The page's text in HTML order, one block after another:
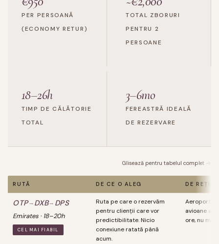
PER PERSOANĂ
(ECONOMY RETUR)
TOTAL ZBORURI
PENTRU 2
PERSOANE
18–26h
TIMP DE CĂLĂTORIE
TOTAL
3–6mo
FEREASTRĂ IDEALĂ
DE REZERVARE
Glisează pentru tabelul complet →
RUTĂ DE CE O ALEG DE
OTP→DXB→ DPS
Emirates · 18–20h
CEL MAI FIABIL
Ruta pe care o rezervăm
pentru clienții care vor
predictibilitate. Nicio
conexiune ratată până
acum.
Aeroportul
avioane
ore, nu mai